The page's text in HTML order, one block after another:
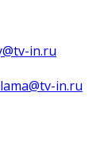
in.ru
in.ru